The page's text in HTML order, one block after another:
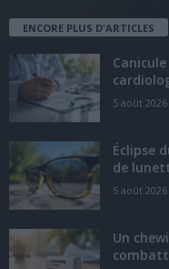
ENCORE PLUS D'ARTICLES
5 août 2026
Éclipse
de
5 août 2026
Un